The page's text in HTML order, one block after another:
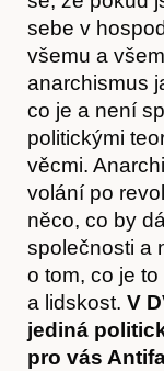
sebe v
všemu a
anarchismus
co je a není
politickými
věcmi.
volání po
něco, co by
společnosti a
o tom, co je
a lidskost. V
jediná
pro vás